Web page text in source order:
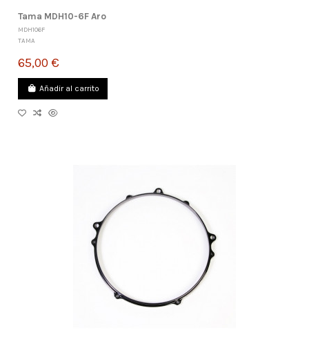
Tama MDH10-6F Aro
MDH106F
TAMA
65,00 €
Añadir al carrito